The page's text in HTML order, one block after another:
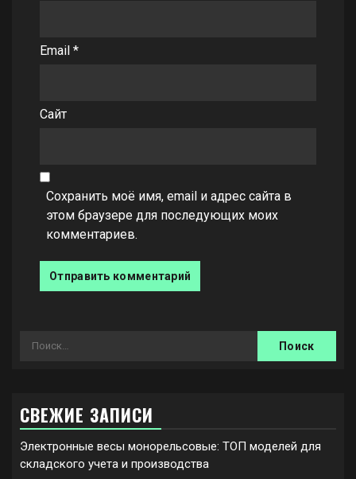
Email *
Сайт
Сохранить моё имя, email и адрес сайта в
этом браузере для последующих моих
комментариев.
Найти:
СВЕЖИЕ ЗАПИСИ
Электронные весы монорельсовые: ТОП моделей для
складского учета и производства